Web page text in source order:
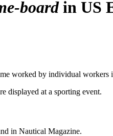
boardin US
worked by individual workers
displayed at a sporting event.
in Nautical Magazine.